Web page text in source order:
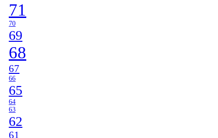
71
70
69
68
67
66
65
64
63
62
61